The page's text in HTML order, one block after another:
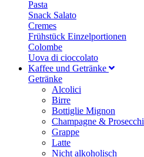
Pasta
Snack Salato
Cremes
Frühstück Einzelportionen
Colombe
Uova di cioccolato
Kaffee und Getränke
Getränke
Alcolici
Birre
Bottiglie Mignon
Champagne & Prosecchi
Grappe
Latte
Nicht alkoholisch